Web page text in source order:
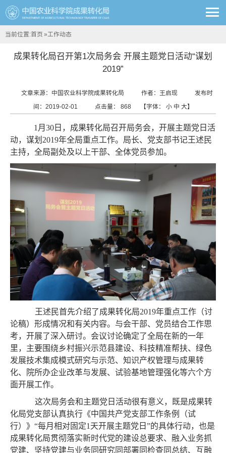
当前位置:首页 »工作动态
成果转化局召开第1次局务会 开展主题党日活动“谋划
2019”
文章来源：中国农业科学院成果转化局 作者：王启现
发布时
间：2019-02-01
点击量： 868 【字体： 小 中 大】
1月30日，成果转化局召开局务会，开展主题党日活
动，谋划2019年全局重点工作。局长、党支部书记王述民
主持，全局副处及以上干部、全体党员参加。
王述民首先介绍了成果转化局2019年重点工作（讨
论稿）形成情况和有关内容。与会干部、党员结合工作思
考，开展了深入研讨。会议讨论确定了全局在新的一年
里，主要围绕乡村振兴示范县建设、科技精准帮扶、绿色
发展技术集成模式研究与示范、知识产权管理与成果转
化、院所办企业改革与发展、试验基地管理强化等六个方
面开展工作。
这次局务会和主题党日活动很有意义，既是成果转
化局党支部认真执行《中国共产党支部工作条例（试
行）》“每月相对固定1天开展主题党日”的具体行动，也是
成果转化局贯彻落实新时代党的建设总要求、融入业务抓
党建、坚持党建与业务同研究同部署同检查同总结、互融